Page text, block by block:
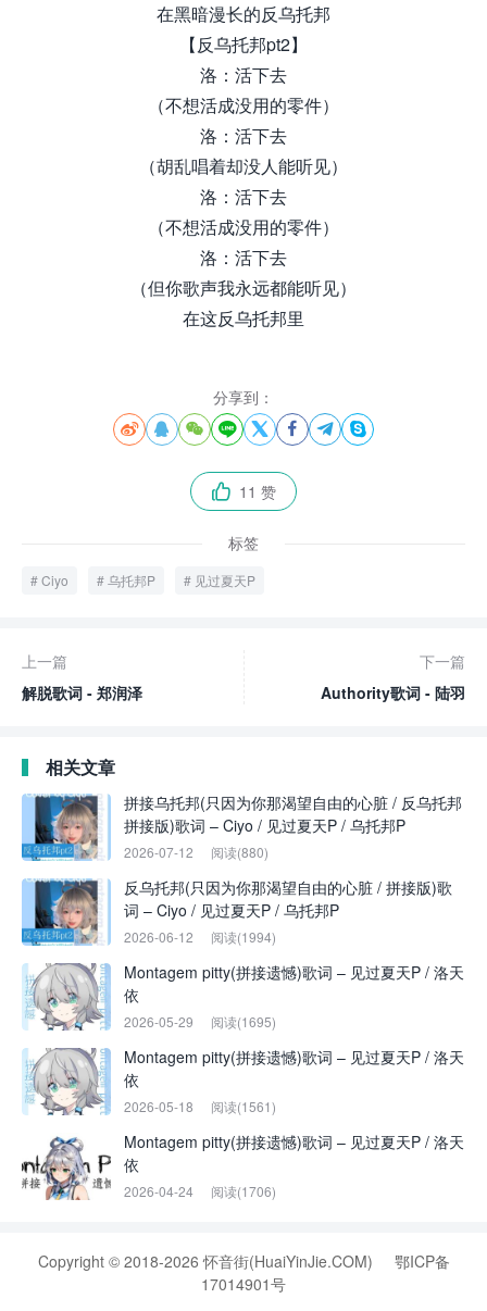
在黑暗漫长的反乌托邦
【反乌托邦pt2】
洛：活下去
（不想活成没用的零件）
洛：活下去
（胡乱唱着却没人能听见）
洛：活下去
（不想活成没用的零件）
洛：活下去
（但你歌声我永远都能听见）
在这反乌托邦里
分享到：
       
 11 赞
标签
Ciyo 乌托邦P 见过夏天P
上一篇
解脱歌词 - 郑润泽
下一篇
Authority歌词 - 陆羽
相关文章
拼接乌托邦(只因为你那渴望自由的心脏 / 反乌托邦
拼接版)歌词 – Ciyo / 见过夏天P / 乌托邦P
2026-07-12 阅读(880)
反乌托邦(只因为你那渴望自由的心脏 / 拼接版)歌
词 – Ciyo / 见过夏天P / 乌托邦P
2026-06-12 阅读(1994)
Montagem pitty(拼接遗憾)歌词 – 见过夏天P / 洛天
依
2026-05-29 阅读(1695)
Montagem pitty(拼接遗憾)歌词 – 见过夏天P / 洛天
依
2026-05-18 阅读(1561)
Montagem pitty(拼接遗憾)歌词 – 见过夏天P / 洛天
依
2026-04-24 阅读(1706)
Copyright © 2018-2026 怀音街(HuaiYinJie.COM)
鄂ICP备
17014901号